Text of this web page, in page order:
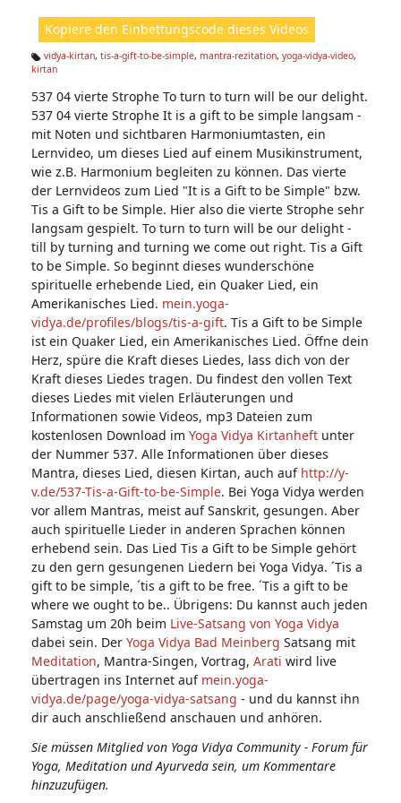
n:
Kopiere den Einbettungscode dieses Videos
Ta
s:
vidya-kirtan, tis-a-gift-to-be-simple, mantra-rezitation, yoga-vidya-video,
kirtan
537 04 vierte Strophe To turn to turn will be our delight.
537 04 vierte Strophe It is a gift to be simple langsam -
mit Noten und sichtbaren Harmoniumtasten, ein
Lernvideo, um dieses Lied auf einem Musikinstrument,
wie z.B. Harmonium begleiten zu können. Das vierte
der Lernvideos zum Lied "It is a Gift to be Simple" bzw.
Tis a Gift to be Simple. Hier also die vierte Strophe sehr
langsam gespielt. To turn to turn will be our delight -
till by turning and turning we come out right. Tis a Gift
to be Simple. So beginnt dieses wunderschöne
spirituelle erhebende Lied, ein Quaker Lied, ein
Amerikanisches Lied. mein.yoga-
vidya.de/profiles/blogs/tis-a-gift. Tis a Gift to be Simple
ist ein Quaker Lied, ein Amerikanisches Lied. Öffne dein
Herz, spüre die Kraft dieses Liedes, lass dich von der
Kraft dieses Liedes tragen. Du findest den vollen Text
dieses Liedes mit vielen Erläuterungen und
Informationen sowie Videos, mp3 Dateien zum
kostenlosen Download im Yoga Vidya Kirtanheft unter
der Nummer 537. Alle Informationen über dieses
Mantra, dieses Lied, diesen Kirtan, auch auf http://y-
v.de/537-Tis-a-Gift-to-be-Simple. Bei Yoga Vidya werden
vor allem Mantras, meist auf Sanskrit, gesungen. Aber
auch spirituelle Lieder in anderen Sprachen können
erhebend sein. Das Lied Tis a Gift to be Simple gehört
zu den gern gesungenen Liedern bei Yoga Vidya. ´Tis a
gift to be simple, ´tis a gift to be free. ´Tis a gift to be
where we ought to be.. Übrigens: Du kannst auch jeden
Samstag um 20h beim Live-Satsang von Yoga Vidya
dabei sein. Der Yoga Vidya Bad Meinberg Satsang mit
Meditation, Mantra-Singen, Vortrag, Arati wird live
übertragen ins Internet auf mein.yoga-
vidya.de/page/yoga-vidya-satsang - und du kannst ihn
dir auch anschließend anschauen und anhören.
Sie müssen Mitglied von Yoga Vidya Community - Forum für
Yoga, Meditation und Ayurveda sein, um Kommentare
hinzuzufügen.